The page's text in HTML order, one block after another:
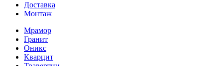
Доставка
Монтаж
Мрамор
Гранит
Оникс
Кварцит